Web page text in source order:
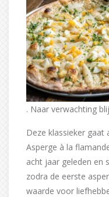
. Naar verwachting
Deze klassieker
Asperge à la
acht jaar geleden en
zodra de eerste
waarde voor